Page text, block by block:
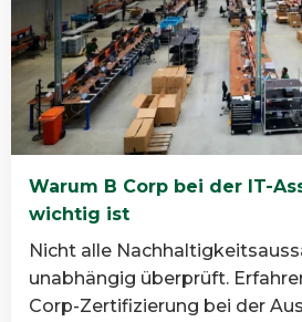
Warum B Corp bei der IT-
wichtig ist
Nicht alle
unabhängig überprüft.
Corp-Zertifizierung bei der